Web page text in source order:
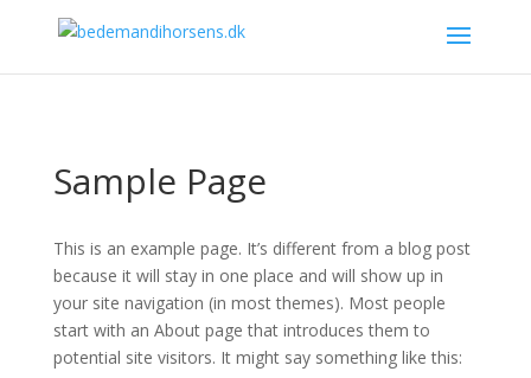
Sample Page
This is an example page. It’s different from a blog post
because it will stay in one place and will show up in
your site navigation (in most themes). Most people
start with an About page that introduces them to
potential site visitors. It might say something like this: